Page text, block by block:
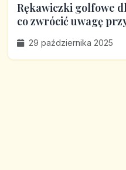
Rękawiczki golfowe
co zwrócić uwagę
29 października 2025